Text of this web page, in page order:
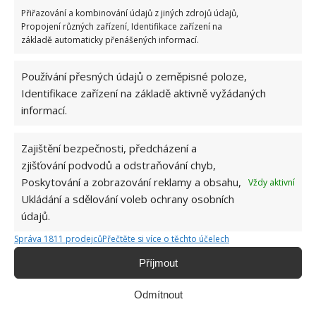
Přiřazování a kombinování údajů z jiných zdrojů údajů,
Propojení různých zařízení, Identifikace zařízení na
základě automaticky přenášených informací.
Používání přesných údajů o zeměpisné poloze,
Identifikace zařízení na základě aktivně vyžádaných
informací.
Zajištění bezpečnosti, předcházení a
zjišťování podvodů a odstraňování chyb,
Poskytování a zobrazování reklamy a obsahu,
Ukládání a sdělování voleb ochrany osobních
údajů.
Vždy aktivní
Správa 1811 prodejcůPřečtěte si více o těchto účelech
Příjmout
Odmítnout
pravidelně jej používat jako doplněk při čištění.